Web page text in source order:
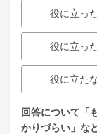
役に立った
役に立っ
役に立た
回答について「
かりづらい」な